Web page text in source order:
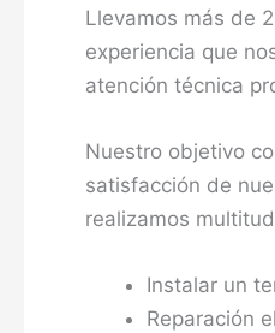
Llevamos más de
experiencia que
atención técnica
Nuestro objetivo
satisfacción de
realizamos
Instalar un
Reparación